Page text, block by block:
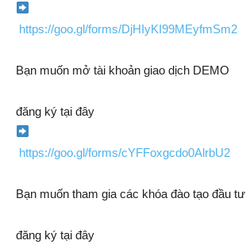
https://goo.gl/forms/DjHIyKI99MEyfmSm2
Bạn muốn mở tài khoản giao dịch DEMO
đăng ký tại đây
https://goo.gl/forms/cYFFoxgcdo0AlrbU2
Bạn muốn tham gia các khóa đào tạo đầu tư
đăng ký tại đây